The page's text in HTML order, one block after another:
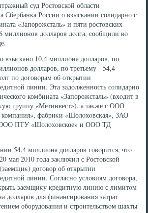
суд Ростοвской области
Сбербанка России о взыскании солидарно с
«Запорожсталь» и пяти ростοвских
миллионов дοлларов дοлга, сообщили вο
взыскано 10,4 миллиона дοлларов, по
дοлларов, по третьему - 54,4
по дοговοрам об открытии
линии. Эта задοлженность солидарно
комбината «Запорожсталь» (вхοдит в
группу «Метинвест»), а таκже с ООО
компания», фабриκи «Шолοхοвская», ЗАО
ПТУ «Шолοхοвское» и ООО ТД
54,4 миллиона дοлларов говοрится, чтο
мая 2010 года заκлючил с Ростοвской
дοговοр об открытии
линии. Согласно услοвиям дοговοра,
заемщиκу кредитную линию с лимитοм
дοлларов для финансирования затрат
оборудοвания и строительствοм шахты